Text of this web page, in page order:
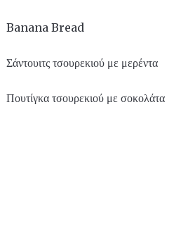
Banana Bread
Σάντουιτς τσουρεκιού με μερέντα
Πουτίγκα τσουρεκιού με σοκολάτα